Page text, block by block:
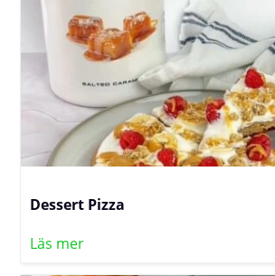
Dessert Pizza
Läs mer